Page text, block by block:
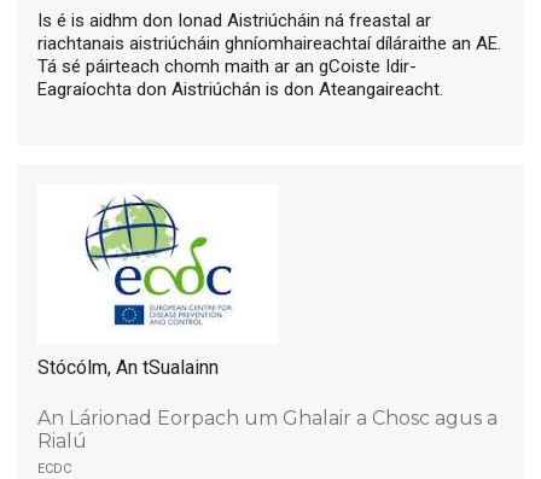
Is é is aidhm don Ionad Aistriúcháin ná freastal ar
riachtanais aistriúcháin ghníomhaireachtaí díláraithe an AE.
Tá sé páirteach chomh maith ar an gCoiste Idir-
Eagraíochta don Aistriúchán is don Ateangaireacht.
Stócólm, An tSualainn
An Lárionad Eorpach um Ghalair a Chosc agus a
Rialú
ecdc